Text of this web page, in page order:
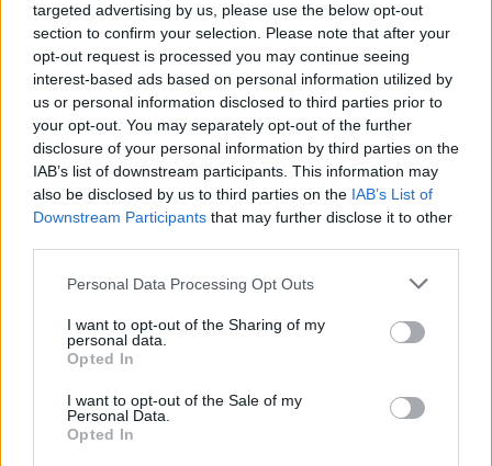
targeted advertising by us, please use the below opt-out
section to confirm your selection. Please note that after your
opt-out request is processed you may continue seeing
interest-based ads based on personal information utilized by
us or personal information disclosed to third parties prior to
your opt-out. You may separately opt-out of the further
disclosure of your personal information by third parties on the
IAB’s list of downstream participants. This information may
also be disclosed by us to third parties on the IAB’s List of
Downstream Participants that may further disclose it to other
Personal Data Processing Opt Outs
I want to opt-out of the Sharing of my
personal data.
Opted In
I want to opt-out of the Sale of my
Personal Data.
Opted In
4.1.2024, 20:00
Popedan Ratinasta poikki -
jäähyväiskonsertti nyt
katsottavissa ilmaiseksi